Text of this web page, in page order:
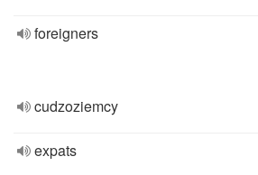
foreigners
cudzoziemcy
expats